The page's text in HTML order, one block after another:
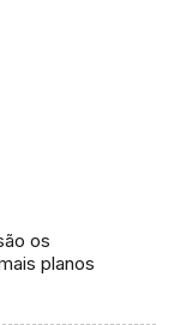
os
planos